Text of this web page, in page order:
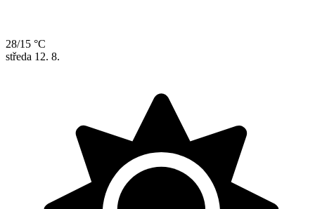
28/15 °C
středa 12. 8.